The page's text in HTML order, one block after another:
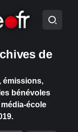
de
émissions,
bénévoles
école